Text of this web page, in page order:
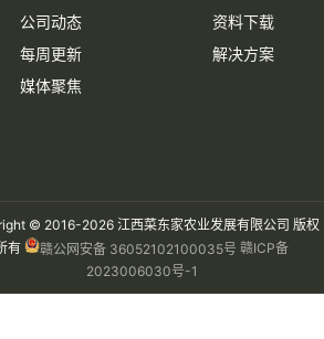
公司动态
每周更新
媒体聚焦
资料下载
解决方案
© 2016-2026 江西菜东家农业发展有限公司 版权
有
赣公网安备 36052102100035号 赣ICP备
2023006030号-1